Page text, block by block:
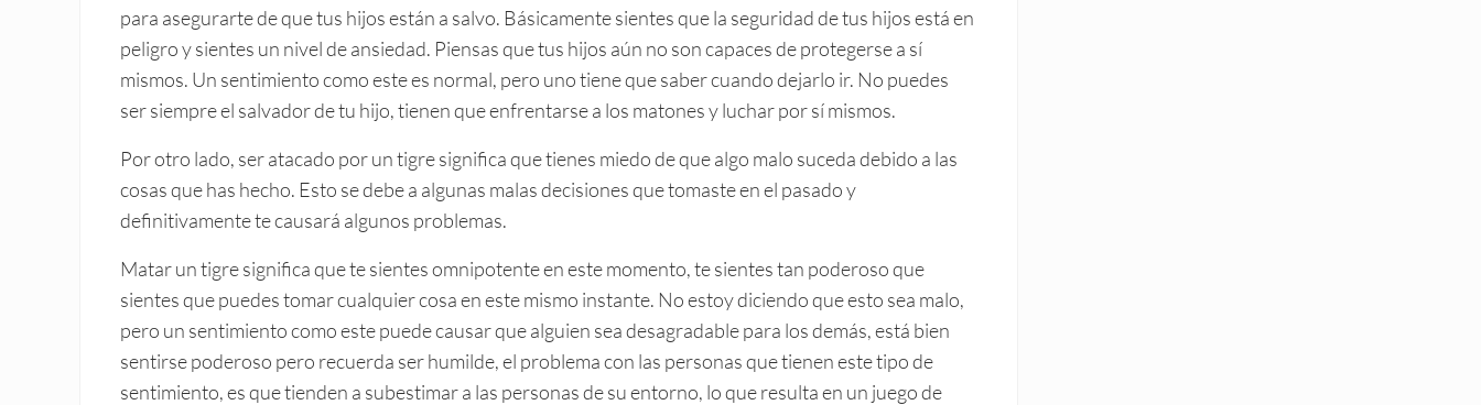
para asegurarte de que tus hijos están a salvo. Básicamente sientes que la seguridad de tus hijos está en
peligro y sientes un nivel de ansiedad. Piensas que tus hijos aún no son capaces de protegerse a sí
mismos. Un sentimiento como este es normal, pero uno tiene que saber cuando dejarlo ir. No puedes
ser siempre el salvador de tu hijo, tienen que enfrentarse a los matones y luchar por sí mismos.
Por otro lado, ser atacado por un tigre significa que tienes miedo de que algo malo suceda debido a las
cosas que has hecho. Esto se debe a algunas malas decisiones que tomaste en el pasado y
definitivamente te causará algunos problemas.
Matar un tigre significa que te sientes omnipotente en este momento, te sientes tan poderoso que
sientes que puedes tomar cualquier cosa en este mismo instante. No estoy diciendo que esto sea malo,
pero un sentimiento como este puede causar que alguien sea desagradable para los demás, está bien
sentirse poderoso pero recuerda ser humilde, el problema con las personas que tienen este tipo de
sentimiento, es que tienden a subestimar a las personas de su entorno, lo que resulta en un juego de